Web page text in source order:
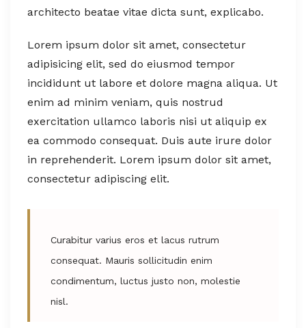
architecto beatae vitae dicta sunt, explicabo.
Lorem ipsum dolor sit amet, consectetur
adipisicing elit, sed do eiusmod tempor
incididunt ut labore et dolore magna aliqua. Ut
enim ad minim veniam, quis nostrud
exercitation ullamco laboris nisi ut aliquip ex
ea commodo consequat. Duis aute irure dolor
in reprehenderit. Lorem ipsum dolor sit amet,
consectetur adipiscing elit.
Curabitur varius eros et lacus rutrum
consequat. Mauris sollicitudin enim
condimentum, luctus justo non, molestie
nisl.